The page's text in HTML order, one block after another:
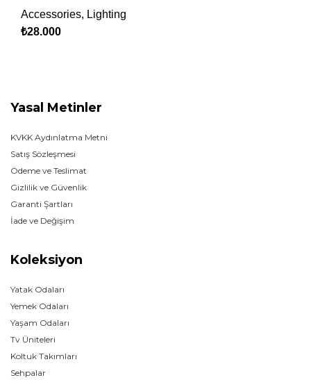
Accessories, Lighting
₺28.000
Yasal Metinler
KVKK Aydınlatma Metni
Satış Sözleşmesi
Ödeme ve Teslimat
Gizlilik ve Güvenlik
Garanti Şartları
İade ve Değişim
Koleksiyon
Yatak Odaları
Yemek Odaları
Yaşam Odaları
Tv Üniteleri
Koltuk Takımları
Sehpalar